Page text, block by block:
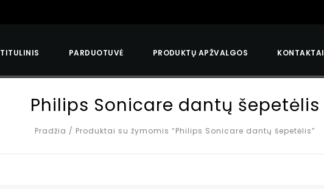
TITULINIS PARDUOTUVĖ PRODUKTŲ APŽVALGOS KONTAKTAI
Philips Sonicare dantų šepetėlis
Pradžia / Produktai su žymomis “Philips Sonicare dantų šepetėlis”